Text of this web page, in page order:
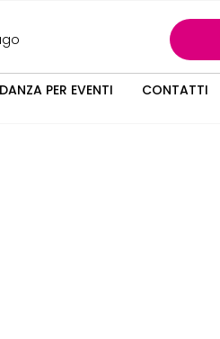
PER EVENTI CONTATTI